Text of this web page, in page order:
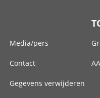
Media/pers
Contact
Gegevens verwijderen